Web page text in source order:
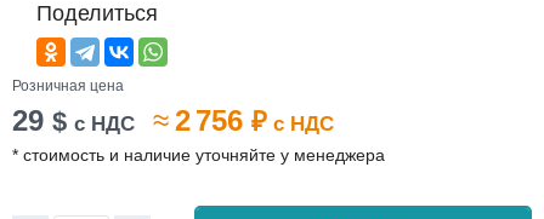
Поделиться
Розничная цена
29 $ с НДС ≈2 756 ₽ с НДС
* стоимость и наличие уточняйте у менеджера